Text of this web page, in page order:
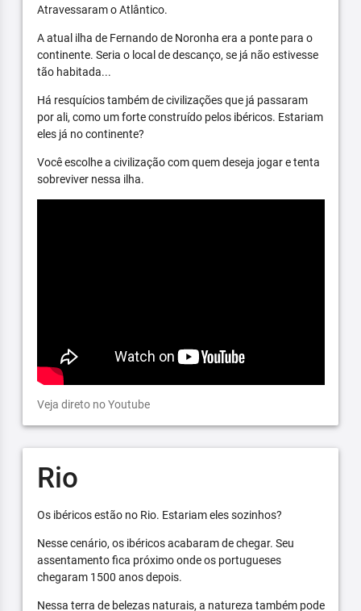
Atravessaram o Atlântico.
A atual ilha de Fernando de Noronha era a ponte para o
continente. Seria o local de descanço, se já não estivesse
tão habitada...
Há resquícios também de civilizações que já passaram
por ali, como um forte construído pelos ibéricos. Estariam
eles já no continente?
Você escolhe a civilização com quem deseja jogar e tenta
sobreviver nessa ilha.
Veja direto no Youtube
Rio
Os ibéricos estão no Rio. Estariam eles sozinhos?
Nesse cenário, os ibéricos acabaram de chegar. Seu
assentamento fica próximo onde os portugueses
chegaram 1500 anos depois.
Nessa terra de belezas naturais, a natureza também pode